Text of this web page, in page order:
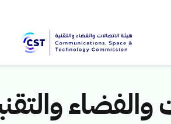
والفضاء